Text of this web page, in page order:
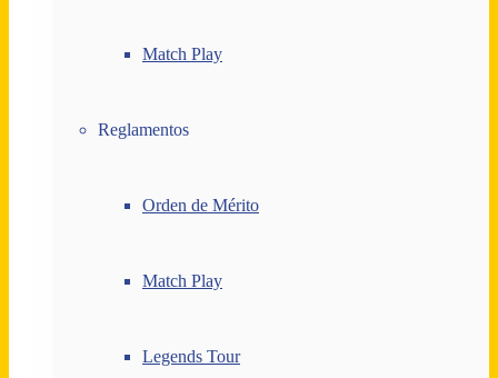
Match Play
Reglamentos
Orden de Mérito
Match Play
Legends Tour